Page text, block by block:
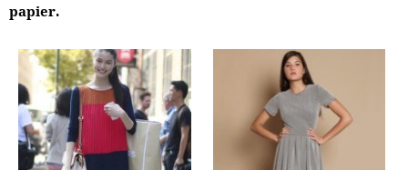
papier.